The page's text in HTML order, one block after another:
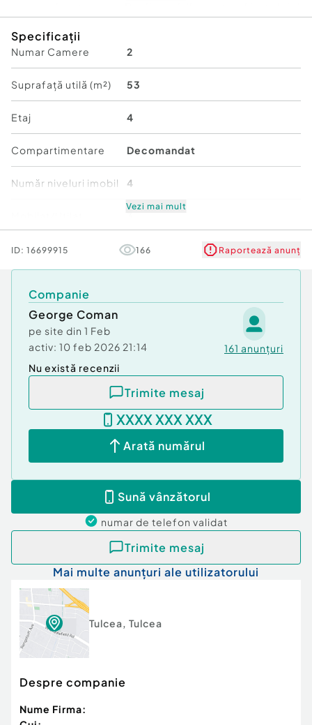
Pentru mai multe oferte vizitați site-ul Dobrogea-
Imobiliare.ro sau pagina
https://www.facebook.com/agentia.dobrogea.9
Id intern: P2340
Confort:
Tip imobil:Bloc de apartamente
Număr Băi: 1
Comision cumpărător:
Specificații
Numar Camere 2
Suprafață utilă (m²) 53
Etaj 4
Compartimentare Decomandat
Număr niveluri imobil 4
Stare Bună
Vezi mai mult
ID: 16699915 166 Raportează anunț
Companie
George Coman
pe site din 1 Feb
activ: 10 feb 2026 21:14 161 anunțuri
Nu există recenzii
Trimite mesaj
XXXX XXX XXX
Arată numărul
Sună vânzătorul
numar de telefon validat
Trimite mesaj
Mai multe anunțuri ale utilizatorului
Tulcea, Tulcea
Despre companie
Nume Firma: